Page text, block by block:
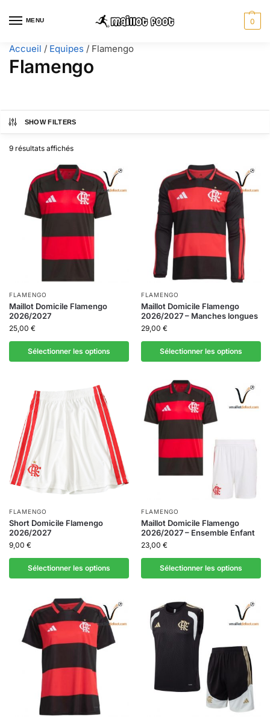
MENU 0
Accueil / Equipes / Flamengo
Flamengo
SHOW FILTERS
9 résultats affichés
FLAMENGO
Maillot Domicile Flamengo
2026/2027
25,00 €
Sélectionner les options
FLAMENGO
Maillot Domicile Flamengo
2026/2027 – Manches longues
29,00 €
Sélectionner les options
FLAMENGO
Short Domicile Flamengo
2026/2027
9,00 €
Sélectionner les options
FLAMENGO
Maillot Domicile Flamengo
2026/2027 – Ensemble Enfant
23,00 €
Sélectionner les options